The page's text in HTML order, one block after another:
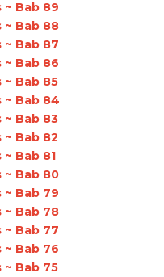
~ Bab 89
~ Bab 88
~ Bab 87
~ Bab 86
~ Bab 85
~ Bab 84
~ Bab 83
~ Bab 82
Bab 81
~ Bab 80
~ Bab 79
~ Bab 78
~ Bab 77
~ Bab 76
~ Bab 75